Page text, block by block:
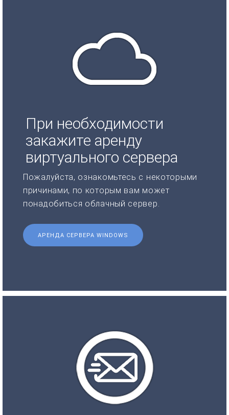
При необходимости
закажите аренду
виртуального сервера
Пожалуйста, ознакомьтесь с некоторыми
причинами, по которым вам может
понадобиться облачный сервер.
АРЕНДА СЕРВЕРА WINDOWS